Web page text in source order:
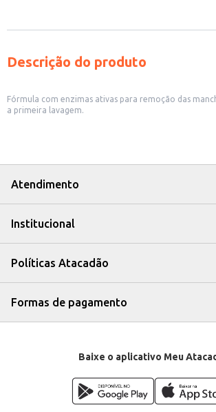
Descrição do produto
Fórmula com enzimas ativas para remoção das
a primeira lavagem.
Atendimento
Institucional
Políticas Atacadão
Formas de pagamento
Baixe o aplicativo Meu